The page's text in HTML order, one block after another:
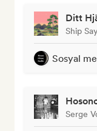
Ditt
Ship
Sosyal
Serge